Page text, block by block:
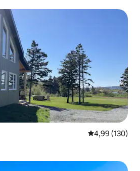
4,99 av 5 i
4,99 (130)